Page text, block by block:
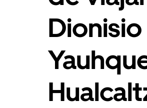
Dionisio